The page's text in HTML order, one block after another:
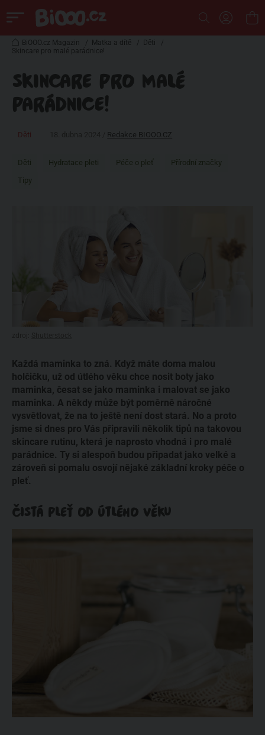
BiOOO.cz Magazin / Matka a dítě / Děti
/
Skincare pro malé parádnice!
SKINCARE PRO MALÉ
PARÁDNICE!
Děti Redakce BIOOO.CZ
Děti Hydratace pleti Péče o pleť
Přírodní značky
Tipy
Každá maminka to zná. Když máte doma malou
holčičku, už od útlého věku chce nosit boty jako
maminka, česat se jako maminka i malovat se jako
maminka. A někdy může být poměrně náročné
vysvětlovat, že na to ještě není dost stará. No a proto
jsme si dnes pro Vás připravili několik tipů na takovou
skincare rutinu, která je naprosto vhodná i pro malé
parádnice. Ty si alespoň budou připadat jako velké a
zároveň si pomalu osvojí nějaké základní kroky péče o
pleť.
ČISTÁ PLEŤ OD ÚTLÉHO VĚKU